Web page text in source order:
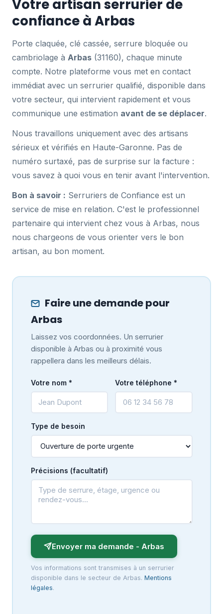
Votre artisan serrurier de
confiance à Arbas
Porte claquée, clé cassée, serrure bloquée ou
cambriolage à Arbas (31160), chaque minute
compte. Notre plateforme vous met en contact
immédiat avec un serrurier qualifié, disponible dans
votre secteur, qui intervient rapidement et vous
communique une estimation avant de se déplacer.
Nous travaillons uniquement avec des artisans
sérieux et vérifiés en Haute-Garonne. Pas de
numéro surtaxé, pas de surprise sur la facture :
vous savez à quoi vous en tenir avant l'intervention.
Bon à savoir : Serruriers de Confiance est un
service de mise en relation. C'est le professionnel
partenaire qui intervient chez vous à Arbas, nous
nous chargeons de vous orienter vers le bon
artisan, au bon moment.
Faire une demande pour
Arbas
Laissez vos coordonnées. Un serrurier
disponible à Arbas ou à proximité vous
rappellera dans les meilleurs délais.
Votre nom * Votre téléphone *
Type de besoin
Précisions (facultatif)
Envoyer ma demande - Arbas
Vos informations sont transmises à un serrurier
disponible dans le secteur de Arbas. Mentions
légales.